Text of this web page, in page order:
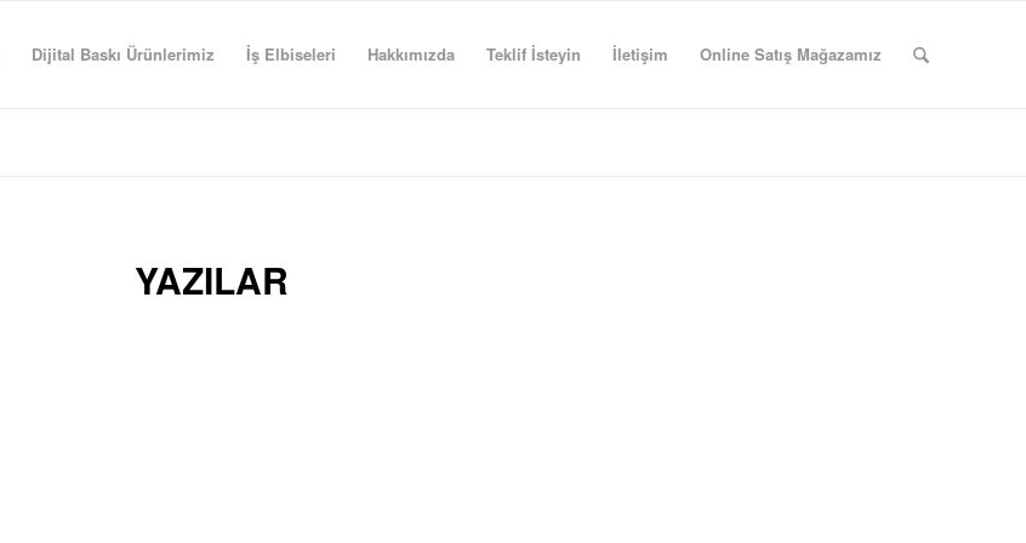
Dijital Baskı Ürünlerimiz İş Elbiseleri Hakkımızda Teklif İsteyin İletişim Online Satış Mağazamız
YAZILAR